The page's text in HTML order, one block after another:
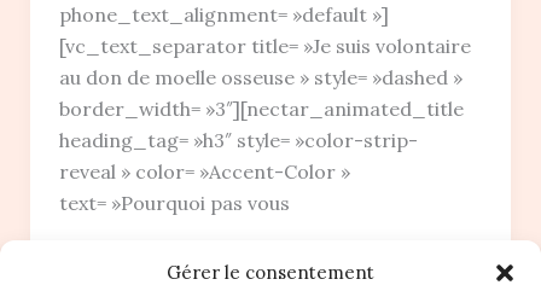
Gérer le consentement
phone_text_alignment= »default »]
[vc_text_separator title= »Je suis volontaire
au don de moelle osseuse » style= »dashed »
border_width= »3″][nectar_animated_title
heading_tag= »h3″ style= »color-strip-
reveal » color= »Accent-Color »
text= »Pourquoi pas vous